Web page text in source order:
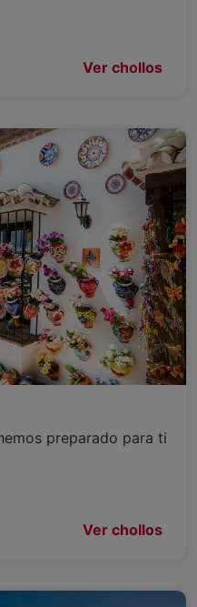
Ver chollos
preparado para ti
Ver chollos